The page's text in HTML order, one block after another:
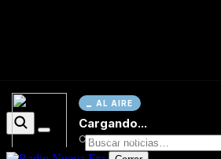
AL AIRE
Cargando...
Conectando...